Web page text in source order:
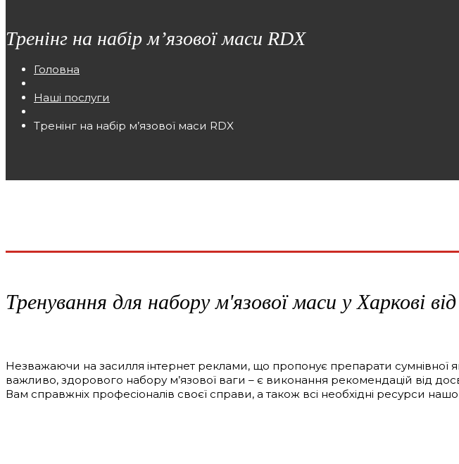
Тренінг на набір м’язової маси RDX
Головна
Наші послуги
Тренінг на набір м’язової маси RDX
Тренування для набору м'язової маси у Харкові
Незважаючи на засилля інтернет реклами, що пропонує препарати сумнівної
важливо, здорового набору м’язової ваги – є виконання рекомендацій від
Вам справжніх професіоналів своєї справи, а також всі необхідні ресурси